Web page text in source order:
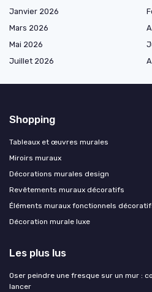
Janvier 2026
Mars 2026
Mai 2026
Juillet 2026
Shopping
Tableaux et œuvres murales
Miroirs muraux
Décorations murales design
Revêtements muraux décoratifs
Éléments muraux fonctionnels
Décoration murale luxe
Les plus lus
Oser peindre une fresque sur un mur :
lancer